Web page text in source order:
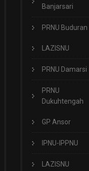
Banjarsari
PRNU Buduran
LAZISNU
PRNU Damarsi
PRNU
Dukuhtengah
GP Ansor
IPNU-IPPNU
LAZISNU